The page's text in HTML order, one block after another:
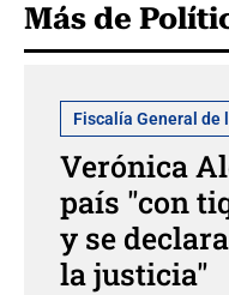
Más de
Fiscalía General de
Verónica
país "con
y se
la justicia"